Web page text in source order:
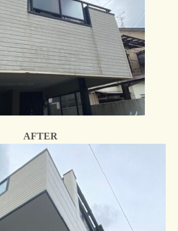
AFTER